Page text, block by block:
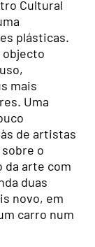
Cultural
plásticas.
objecto
mais
Uma
de artistas
o
da arte com
duas
novo, em
carro num